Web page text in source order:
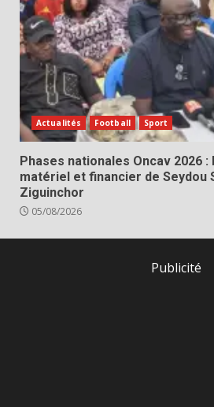
Actualités Football Sport
Phases nationales Oncav 2026
matériel et financier de Seydou
Ziguinchor
05/08/2026
Publicité